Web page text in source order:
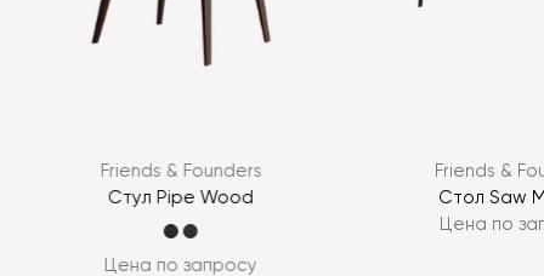
Friends & Founders
Стул Pipe Wood
Цена по запросу
Friends &
Стол Saw
Цена по